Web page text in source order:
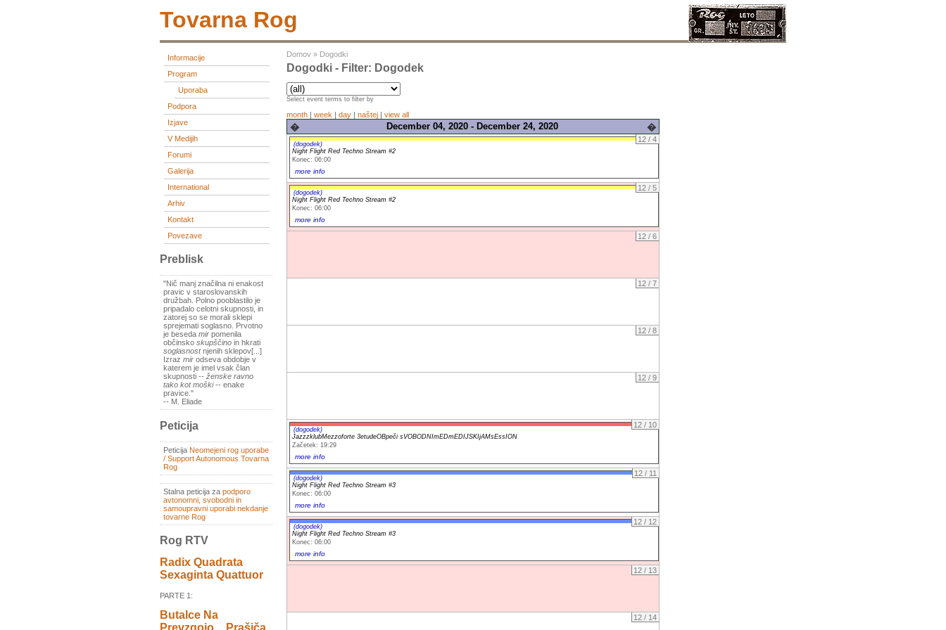
Tovarna Rog
Informacije
Program
Uporaba
Podpora
Izjave
V Medijih
Forumi
Galerija
International
Arhiv
Kontakt
Povezave
Preblisk
"Nič manj značilna ni enakost
pravic v staroslovanskih
družbah. Polno pooblastilo je
pripadalo celotni skupnosti, in
zatorej so se morali sklepi
sprejemati soglasno. Prvotno
je beseda mir pomenila
občinsko skupščino in hkrati
soglasnostnjenih sklepov[...]
Izraz mir odseva obdobje v
katerem je imel vsak član
skupnosti -- ženske ravno
tako kot moški-- enake
pravice."
-- M. Eliade
Peticija
Peticija Neomejeni rog uporabe
/ Support Autonomous Tovarna
Rog
Stalna peticija za podporo
avtonomni, svobodni in
samoupravni uporabi nekdanje
tovarne Rog
Rog RTV
Radix Quadrata
Sexaginta Quattuor
PARTE 1:
Butalce Na
Prevzgojo _ Prašiča
Domov » Dogodki
Dogodki - Filter: Dogodek
Select event terms to filter by
month | week | day | naštej | view all
� December 04, 2020 - December 24, 2020 �
12 / 4
(dogodek)
Night Flight Red Techno Stream #2
Konec: 06:00
more info
12 / 5
(dogodek)
Night Flight Red Techno Stream #2
Konec: 06:00
more info
12 / 6
12 / 7
12 / 8
12 / 9
12 / 10
(dogodek)
JazzzklubMezzoforte 3etudeOBpeči sVOBODNImEDmEDIJSKIjAMsEssION
Začetek: 19:29
more info
12 / 11
(dogodek)
Night Flight Red Techno Stream #3
Konec: 06:00
more info
12 / 12
(dogodek)
Night Flight Red Techno Stream #3
Konec: 06:00
more info
12 / 13
12 / 14